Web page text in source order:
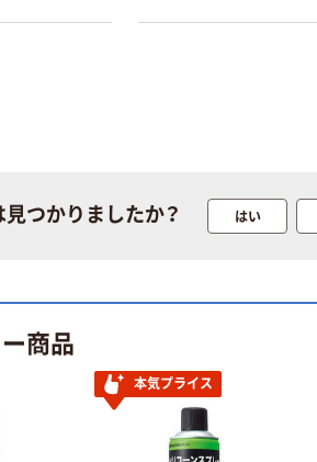
つかりましたか？ はい
商品
本気プライス